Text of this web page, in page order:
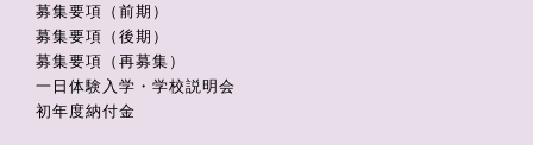
募集要項（前期）
募集要項（後期）
募集要項（再募集）
一日体験入学・学校説明会
初年度納付金